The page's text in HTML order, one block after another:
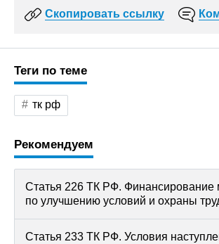
Скопировать ссылку
Теги по теме
тк рф
Рекомендуем
Статья 226 ТК РФ. Финансирование
по улучшению условий и охраны
Статья 233 ТК РФ. Условия